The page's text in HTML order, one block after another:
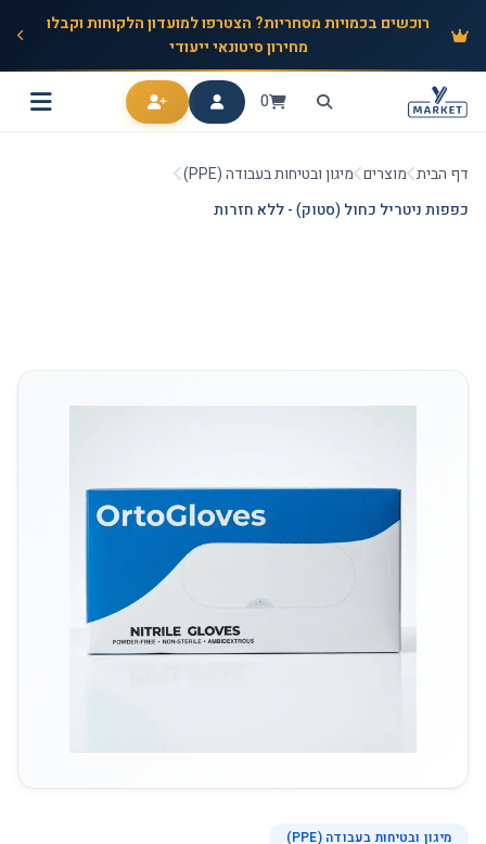
רוכשים בכמויות מסחריות? הצטרפו למועדון הלקוחות וקבלו
מחירון סיטונאי ייעודי
0
דף הבית מוצרים מיגון ובטיחות בעבודה (PPE)
כפפות ניטריל כחול (סטוק) - ללא חזרות
מיגון ובטיחות בעבודה (PPE)